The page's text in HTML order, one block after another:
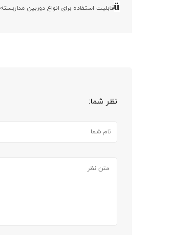
üقابلیت استفاده برای انواع دوربین مداربسته
نظر شما: